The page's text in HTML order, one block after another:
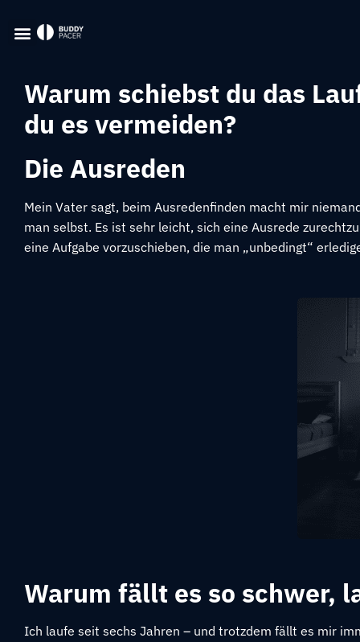
Warum schiebst du das
du es vermeiden?
Die Ausreden
Mein Vater sagt, beim Ausredenfinden macht mir
man selbst. Es ist sehr leicht, sich eine Ausrede
eine Aufgabe vorzuschieben, die man „unbedingt“
Warum fällt es so schwer,
Ich laufe seit sechs Jahren – und trotzdem fällt es mir